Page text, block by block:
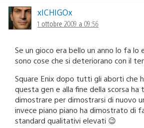
xICHIGOx
1 ottobre 2009 a 09:56
Se un gioco era bello un anno lo fa lo
sono cose che si deteriorano con il
Square Enix dopo tutti gli aborti che
questa gen e alla fine della scorsa
dimostrare per dimostrarsi di nuovo
invece piano piano ha dimostrato di
standard qualitativi elevati 😉